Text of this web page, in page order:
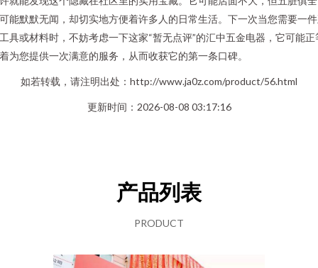
能默默无闻，却切实地方便着许多人的日常生活。下一次当您需要一
具或材料时，不妨考虑一下这家“暂无点评”的汇中五金电器，它可能正
为您提供一次满意的服务，从而收获它的第一条口碑。
如若转载，请注明出处：http://www.ja0z.com/product/56.html
更新时间：2026-08-08 03:17:16
产品列表
PRODUCT